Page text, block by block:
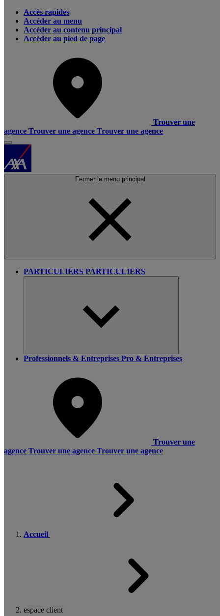
Accès rapides
Accéder au menu
Accéder au contenu principal
Accéder au pied de page
Trouver une
agence Trouver une agence Trouver une agence
Fermer le menu principal
PARTICULIERS PARTICULIERS
Professionnels & Entreprises Pro & Entreprises
Trouver une
agence Trouver une agence Trouver une agence
Accueil
espace client